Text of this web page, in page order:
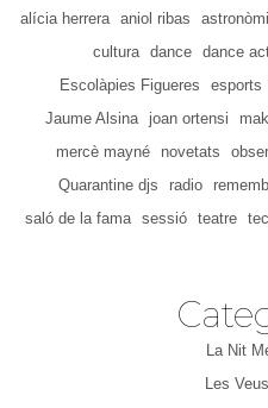
alícia herrera
aniol ribas
cultura
dance dance
Escolàpies Figueres
esports
Jaume Alsina
joan ortensi
mercè mayné
novetats
Quarantine djs
radio
saló de la fama
sessió teatre
La Nit
Les